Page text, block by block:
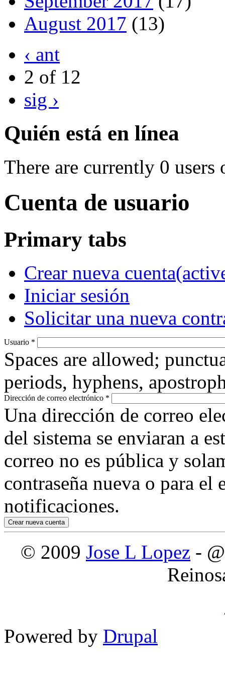
August 2017 (13)
‹ ant
2 of 12
sig ›
Quién está en línea
There are currently 0 users
Cuenta de usuario
Primary tabs
Crear nueva cuenta
Iniciar sesión
Solicitar una nueva
Usuario *
Spaces are allowed;
periods, hyphens,
Dirección de correo electrónico *
Una dirección de correo
del sistema se enviaran a
correo no es pública y
contraseña nueva o para
notificaciones.
© 2009 Jose L Lopez -
Powered by Drupal